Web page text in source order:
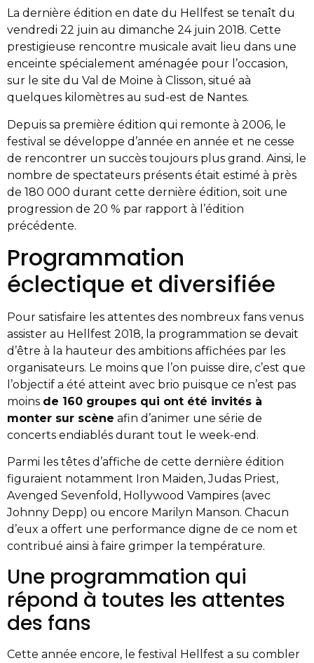
La dernière édition en date du Hellfest se tenaît du
vendredi 22 juin au dimanche 24 juin 2018. Cette
prestigieuse rencontre musicale avait lieu dans une
enceinte spécialement aménagée pour l’occasion,
sur le site du Val de Moine à Clisson, situé aà
quelques kilomètres au sud-est de Nantes.
Depuis sa première édition qui remonte à 2006, le
festival se développe d’année en année et ne cesse
de rencontrer un succès toujours plus grand. Ainsi, le
nombre de spectateurs présents était estimé à près
de 180 000 durant cette dernière édition, soit une
progression de 20 % par rapport à l’édition
précédente.
Programmation
éclectique et diversifiée
Pour satisfaire les attentes des nombreux fans venus
assister au Hellfest 2018, la programmation se devait
d’être à la hauteur des ambitions affichées par les
organisateurs. Le moins que l’on puisse dire, c’est que
l’objectif a été atteint avec brio puisque ce n’est pas
moins de 160 groupes qui ont été invités à
monter sur scène afin d’animer une série de
concerts endiablés durant tout le week-end.
Parmi les têtes d’affiche de cette dernière édition
figuraient notamment Iron Maiden, Judas Priest,
Avenged Sevenfold, Hollywood Vampires (avec
Johnny Depp) ou encore Marilyn Manson. Chacun
d’eux a offert une performance digne de ce nom et
contribué ainsi à faire grimper la température.
Une programmation qui
répond à toutes les attentes
des fans
Cette année encore, le festival Hellfest a su combler